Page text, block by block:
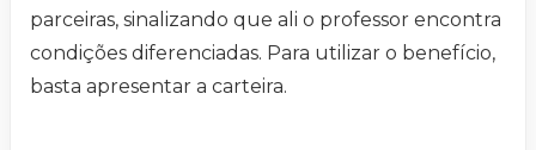
parceiras, sinalizando que ali o professor encontra
condições diferenciadas. Para utilizar o benefício,
basta apresentar a carteira.